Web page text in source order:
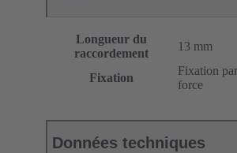
Longueur du
raccordement
13 mm
Fixation
Fixation
force
Données techniques